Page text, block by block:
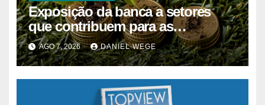
Exposição da banca a setores
que contribuem para as
alterações climáticas mantém-se
nos 62%
AGO 7, 2026 DANIEL WEGE